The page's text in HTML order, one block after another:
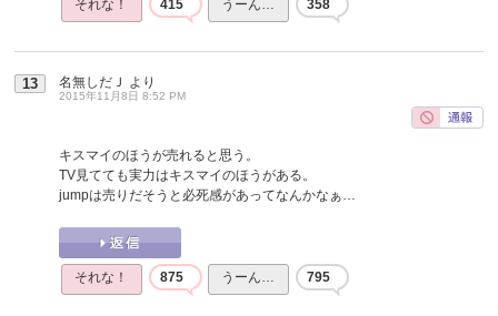
それな！ 415 うーん… 358
13 名無しだＪ より
2015年11月8日 8:52 PM
キスマイのほうが売れると思う。
TV見てても実力はキスマイのほうがある。
jumpは売りだそうと必死感があってなんかなぁ…
それな！ 875 うーん… 795